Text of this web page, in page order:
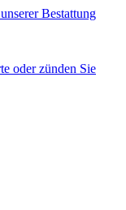
Bestattung
oder zünden Sie